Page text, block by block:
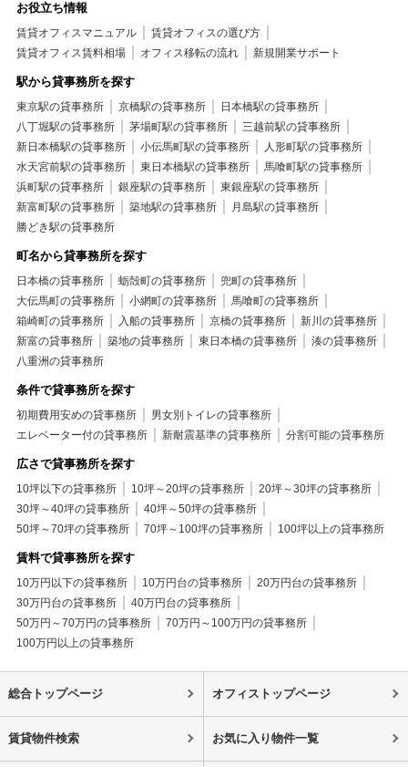
お役立ち情報
賃貸オフィスマニュアル
賃貸オフィスの選び方
賃貸オフィス賃料相場
オフィス移転の流れ 新規開業サポート
駅から貸事務所を探す
東京駅の貸事務所 京橋駅の貸事務所
日本橋駅の貸事務所
八丁堀駅の貸事務所
茅場町駅の貸事務所
三越前駅の貸事務所
新日本橋駅の貸事務所
小伝馬町駅の貸事務所
人形町駅の貸事務所
水天宮前駅の貸事務所
東日本橋駅の貸事務所
馬喰町駅の貸事務所
浜町駅の貸事務所
銀座駅の貸事務所
東銀座駅の貸事務所
新富町駅の貸事務所
築地駅の貸事務所
月島駅の貸事務所
勝どき駅の貸事務所
町名から貸事務所を探す
日本橋の貸事務所 蛎殻町の貸事務所
兜町の貸事務所
大伝馬町の貸事務所
小網町の貸事務所
馬喰町の貸事務所
箱崎町の貸事務所
入船の貸事務所 京橋の貸事務所
新川の貸事務所
新富の貸事務所
築地の貸事務所 東日本橋の貸事務所
湊の貸事務所
八重洲の貸事務所
条件で貸事務所を探す
初期費用安めの貸事務所
男女別トイレの貸事務所
エレベーター付の貸事務所
新耐震基準の貸事務所 分割可能の貸事務所
広さで貸事務所を探す
10坪以下の貸事務所 10坪～20坪の貸事務所
20坪～30坪の貸事務所
30坪～40坪の貸事務所
40坪～50坪の貸事務所
50坪～70坪の貸事務所
70坪～100坪の貸事務所 100坪以上の貸事務所
賃料で貸事務所を探す
10万円以下の貸事務所 10万円台の貸事務所
20万円台の貸事務所
30万円台の貸事務所
40万円台の貸事務所
50万円～70万円の貸事務所
70万円～100万円の貸事務所
100万円以上の貸事務所
総合トップページ オフィストップページ
賃貸物件検索 お気に入り物件一覧